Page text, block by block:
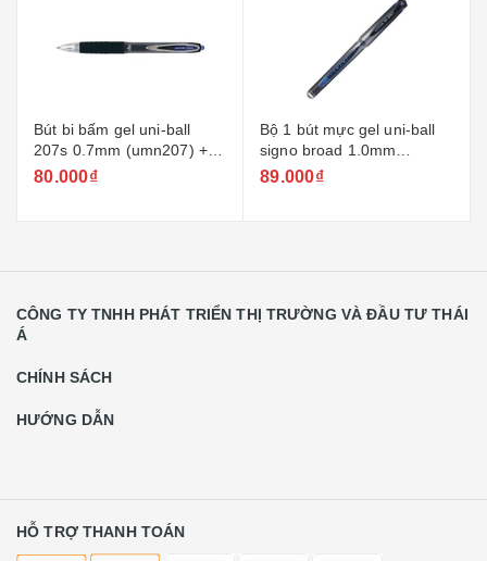
Bút bi bấm gel uni-ball
207s 0.7mm (umn207) +
ruột
80.000₫
Bộ 1 bút mực gel uni-ball
signo broad 1.0mm
(um153/um153s) + ruột
89.000₫
CÔNG TY TNHH PHÁT TRIỂN THỊ TRƯỜNG VÀ ĐẦU TƯ THÁI
Á
CHÍNH SÁCH
HƯỚNG DẪN
HỖ TRỢ THANH TOÁN